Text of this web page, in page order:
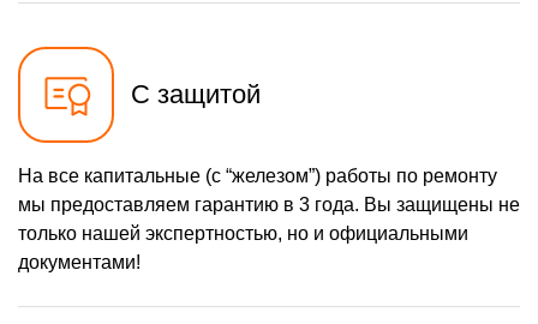
С защитой
На все капитальные (с “железом”) работы по ремонту
мы предоставляем гарантию в 3 года. Вы защищены не
только нашей экспертностью, но и официальными
документами!